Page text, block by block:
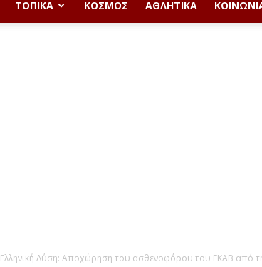
ΤΟΠΙΚΆ ΚΌΣΜΟΣ ΑΘΛΗΤΙΚΆ
Ελληνική Λύση: Αποχώρηση του ασθενοφόρου του ΕΚΑΒ από